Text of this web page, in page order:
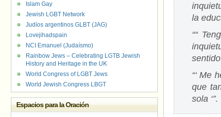
la
““
“‘ Me
que
sola ‘”.
Islam Gay
Jewish LGBT Network
Judíos argentinos GLBT (JAG)
Lovejihadspain
NCI Emanuel (Judaísmo)
Rainbow Jews – Celebrating LGTB Jewish
History and Heritage in the UK
World Congress of LGBT Jews
World Jewish Congress LBGT
Espacios para la Oración